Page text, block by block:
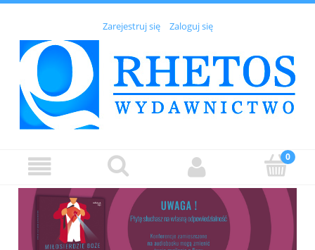
Zarejestruj się Zaloguj się